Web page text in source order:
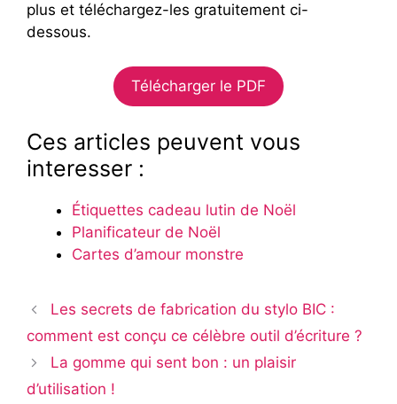
plus et téléchargez-les gratuitement ci-
dessous.
Télécharger le PDF
Ces articles peuvent vous
interesser :
Étiquettes cadeau lutin de Noël
Planificateur de Noël
Cartes d’amour monstre
Les secrets de fabrication du stylo BIC :
comment est conçu ce célèbre outil d’écriture ?
La gomme qui sent bon : un plaisir
d’utilisation !